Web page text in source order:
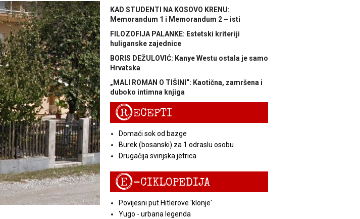
KAD STUDENTI NA KOSOVO KRENU:
Memorandum 1 i Memorandum 2 – isti
FILOZOFIJA PALANKE: Estetski kriteriji
huliganske zajednice
BORIS DEŽULOVIĆ: Kanye Westu ostala je samo
Hrvatska
„MALI ROMAN O TIŠINI“: Kaotična, zamršena i
duboko intimna knjiga
RECEPTI
Domaći sok od bazge
Burek (bosanski) za 1 odraslu osobu
Drugačija svinjska jetrica
E-CIKLOPEDIJA
Povijesni put Hitlerove 'klonje'
Yugo - urbana legenda